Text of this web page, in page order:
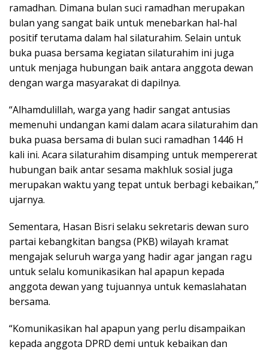
ramadhan. Dimana bulan suci ramadhan merupakan
bulan yang sangat baik untuk menebarkan hal-hal
positif terutama dalam hal silaturahim. Selain untuk
buka puasa bersama kegiatan silaturahim ini juga
untuk menjaga hubungan baik antara anggota dewan
dengan warga masyarakat di dapilnya.
“Alhamdulillah, warga yang hadir sangat antusias
memenuhi undangan kami dalam acara silaturahim dan
buka puasa bersama di bulan suci ramadhan 1446 H
kali ini. Acara silaturahim disamping untuk mempererat
hubungan baik antar sesama makhluk sosial juga
merupakan waktu yang tepat untuk berbagi kebaikan,”
ujarnya.
Sementara, Hasan Bisri selaku sekretaris dewan suro
partai kebangkitan bangsa (PKB) wilayah kramat
mengajak seluruh warga yang hadir agar jangan ragu
untuk selalu komunikasikan hal apapun kepada
anggota dewan yang tujuannya untuk kemaslahatan
bersama.
“Komunikasikan hal apapun yang perlu disampaikan
kepada anggota DPRD demi untuk kebaikan dan